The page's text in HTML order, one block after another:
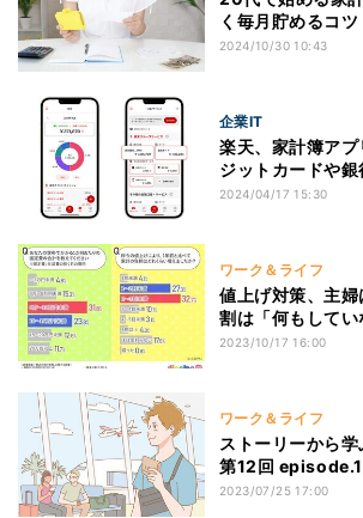
く毎月貯めるコツ
2024/10/30 10:43
企業IT
楽天、家計簿ア
ジットカードや
2024/04/17 15:30
ワーク＆ライフ
値上げ対策、主
割は「何もしてい
2023/10/17 16:00
ワーク＆ライフ
ストーリーから
第12回
便利で安心。
2023/07/25 17:00